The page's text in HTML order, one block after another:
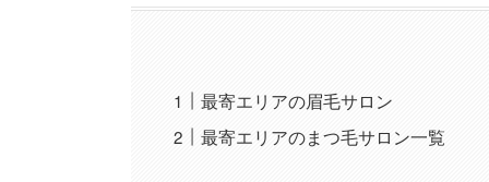
最寄エリアの眉毛サロン
最寄エリアのまつ毛サロン一覧